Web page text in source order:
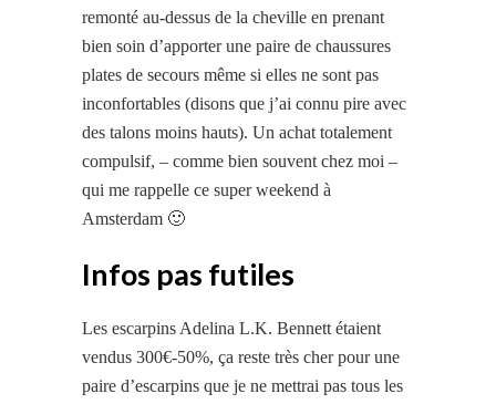
remonté au-dessus de la cheville en prenant
bien soin d’apporter une paire de chaussures
plates de secours même si elles ne sont pas
inconfortables (disons que j’ai connu pire avec
des talons moins hauts). Un achat totalement
compulsif, – comme bien souvent chez moi –
qui me rappelle ce super weekend à
Amsterdam 🙂
Infos pas futiles
Les escarpins Adelina L.K. Bennett étaient
vendus 300€-50%, ça reste très cher pour une
paire d’escarpins que je ne mettrai pas tous les